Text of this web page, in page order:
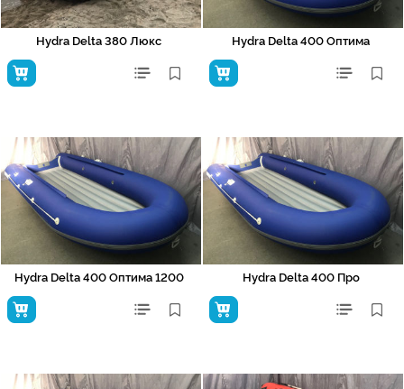
Hydra Delta 380 Люкс Hydra Delta 400 Оптима
Hydra Delta 400 Оптима 1200 Hydra Delta 400 Про